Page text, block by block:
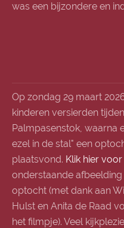
was een bijzondere en
Op zondag 29 maart
kinderen versierden
Palmpasenstok, waarna
ezel in de stal" een
plaatsvond. Klik hier
onderstaande
optocht (met dank aan
Hulst en Anita de Raad
het filmpje). Veel